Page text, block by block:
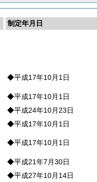
制定年月日
◆平成17年10月1日
◆平成17年10月1日
◆平成24年10月23日
◆平成17年10月1日
◆平成17年10月1日
◆平成21年7月30日
◆平成27年10月14日